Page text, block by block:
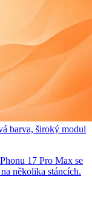
barva, široký modul
17 Pro Max se
několika stáncích.